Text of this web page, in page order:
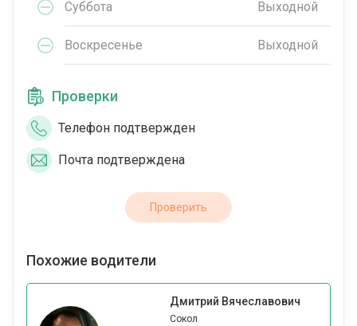
Суббота Выходной
Воскресенье Выходной
Проверки
Телефон подтвержден
Почта подтверждена
Проверить
Похожие водители
Дмитрий Вячеславович
Сокол